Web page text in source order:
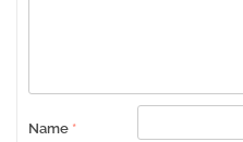
Name *